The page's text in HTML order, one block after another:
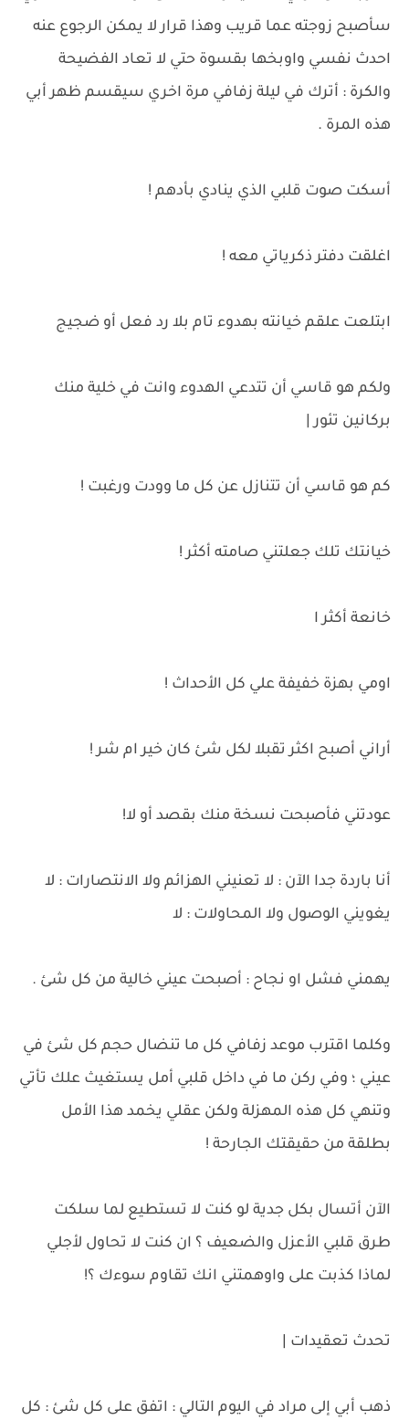
سأصبح زوجته عما قريب وهذا قرار لا يمكن الرجوع عنه
احدث نفسي واوبخها بقسوة حتي لا تعاد الفضيحة
والكرة : أترك في ليلة زفافي مرة اخري سيقسم ظهر أبي
هذه المرة .
أسكت صوت قلبي الذي ينادي بأدهم !
اغلقت دفتر ذكرياتي معه !
ابتلعت علقم خيانته بهدوء تام بلا رد فعل أو ضجيج
ولكم هو قاسي أن تتدعي الهدوء وانت في خلية منك
بركانين تئور |
كم هو قاسي أن تتنازل عن كل ما وودت ورغبت !
خيانتك تلك جعلتني صامته أكثر !
خانعة أكثر ا
اومي بهزة خفيفة علي كل الأحداث !
أراني أصبح اكثر تقبلا لكل شئ كان خير ام شر !
عودتني فأصبحت نسخة منك بقصد أو لا!
أنا باردة جدا الآن : لا تعنيني الهزائم ولا الانتصارات : لا
يغويني الوصول ولا المحاولات : لا
يهمني فشل او نجاح : أصبحت عيني خالية من كل شئ .
وكلما اقترب موعد زفافي كل ما تنضال حجم كل شئ في
عيني ؛ وفي ركن ما في داخل قلبي أمل يستغيث علك تأتي
وتنهي كل هذه المهزلة ولكن عقلي يخمد هذا الأمل
بطلقة من حقيقتك الجارحة !
الآن أتسال بكل جدية لو كنت لا تستطيع لما سلكت
طرق قلبي الأعزل والضعيف ؟ ان كنت لا تحاول لأجلي
لماذا كذبت على واوهمتني انك تقاوم سوءك ؟!
تحدث تعقيدات |
ذهب أبي إلى مراد في اليوم التالي : اتفق على كل شئ : كل